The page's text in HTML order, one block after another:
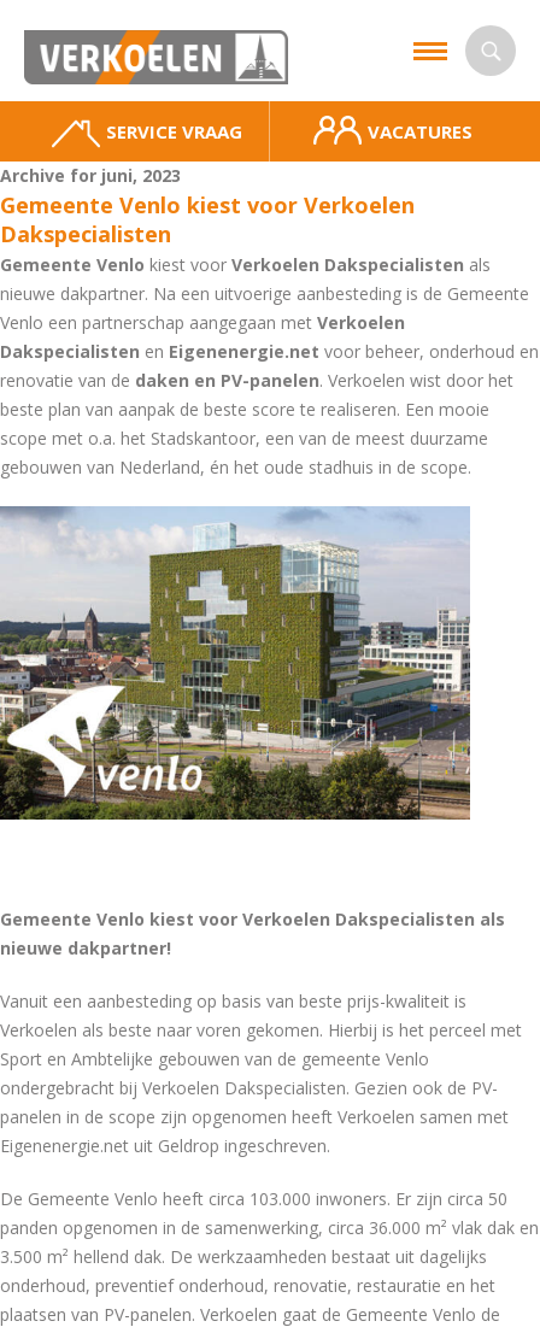
SERVICE VRAAG VACATURES
Archive for juni, 2023
Gemeente Venlo kiest voor Verkoelen
Dakspecialisten
Gemeente Venlo kiest voor Verkoelen Dakspecialisten als
nieuwe dakpartner. Na een uitvoerige aanbesteding is de Gemeente
Venlo een partnerschap aangegaan met Verkoelen
Dakspecialisten en Eigenenergie.net voor beheer, onderhoud en
renovatie van de daken en PV-panelen. Verkoelen wist door het
beste plan van aanpak de beste score te realiseren. Een mooie
scope met o.a. het Stadskantoor, een van de meest duurzame
gebouwen van Nederland, én het oude stadhuis in de scope.
Gemeente Venlo kiest voor Verkoelen Dakspecialisten als
nieuwe dakpartner!
Vanuit een aanbesteding op basis van beste prijs-kwaliteit is
Verkoelen als beste naar voren gekomen. Hierbij is het perceel met
Sport en Ambtelijke gebouwen van de gemeente Venlo
ondergebracht bij Verkoelen Dakspecialisten. Gezien ook de PV-
panelen in de scope zijn opgenomen heeft Verkoelen samen met
Eigenenergie.net uit Geldrop ingeschreven.
De Gemeente Venlo heeft circa 103.000 inwoners. Er zijn circa 50
panden opgenomen in de samenwerking, circa 36.000 m² vlak dak en
3.500 m² hellend dak. De werkzaamheden bestaat uit dagelijks
onderhoud, preventief onderhoud, renovatie, restauratie en het
plaatsen van PV-panelen. Verkoelen gaat de Gemeente Venlo de